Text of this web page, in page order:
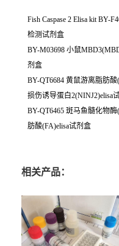
Fish Caspase 2 Elisa kit BY-
检测试剂盒
BY-M03698 小鼠
剂盒
BY-QT6684 黄鼠游离脂肪
损伤诱导蛋白2(NINJ2)elisa
BY-QT6465 斑马鱼髓化物
肪酸(FA)elisa试剂盒
相关产品：